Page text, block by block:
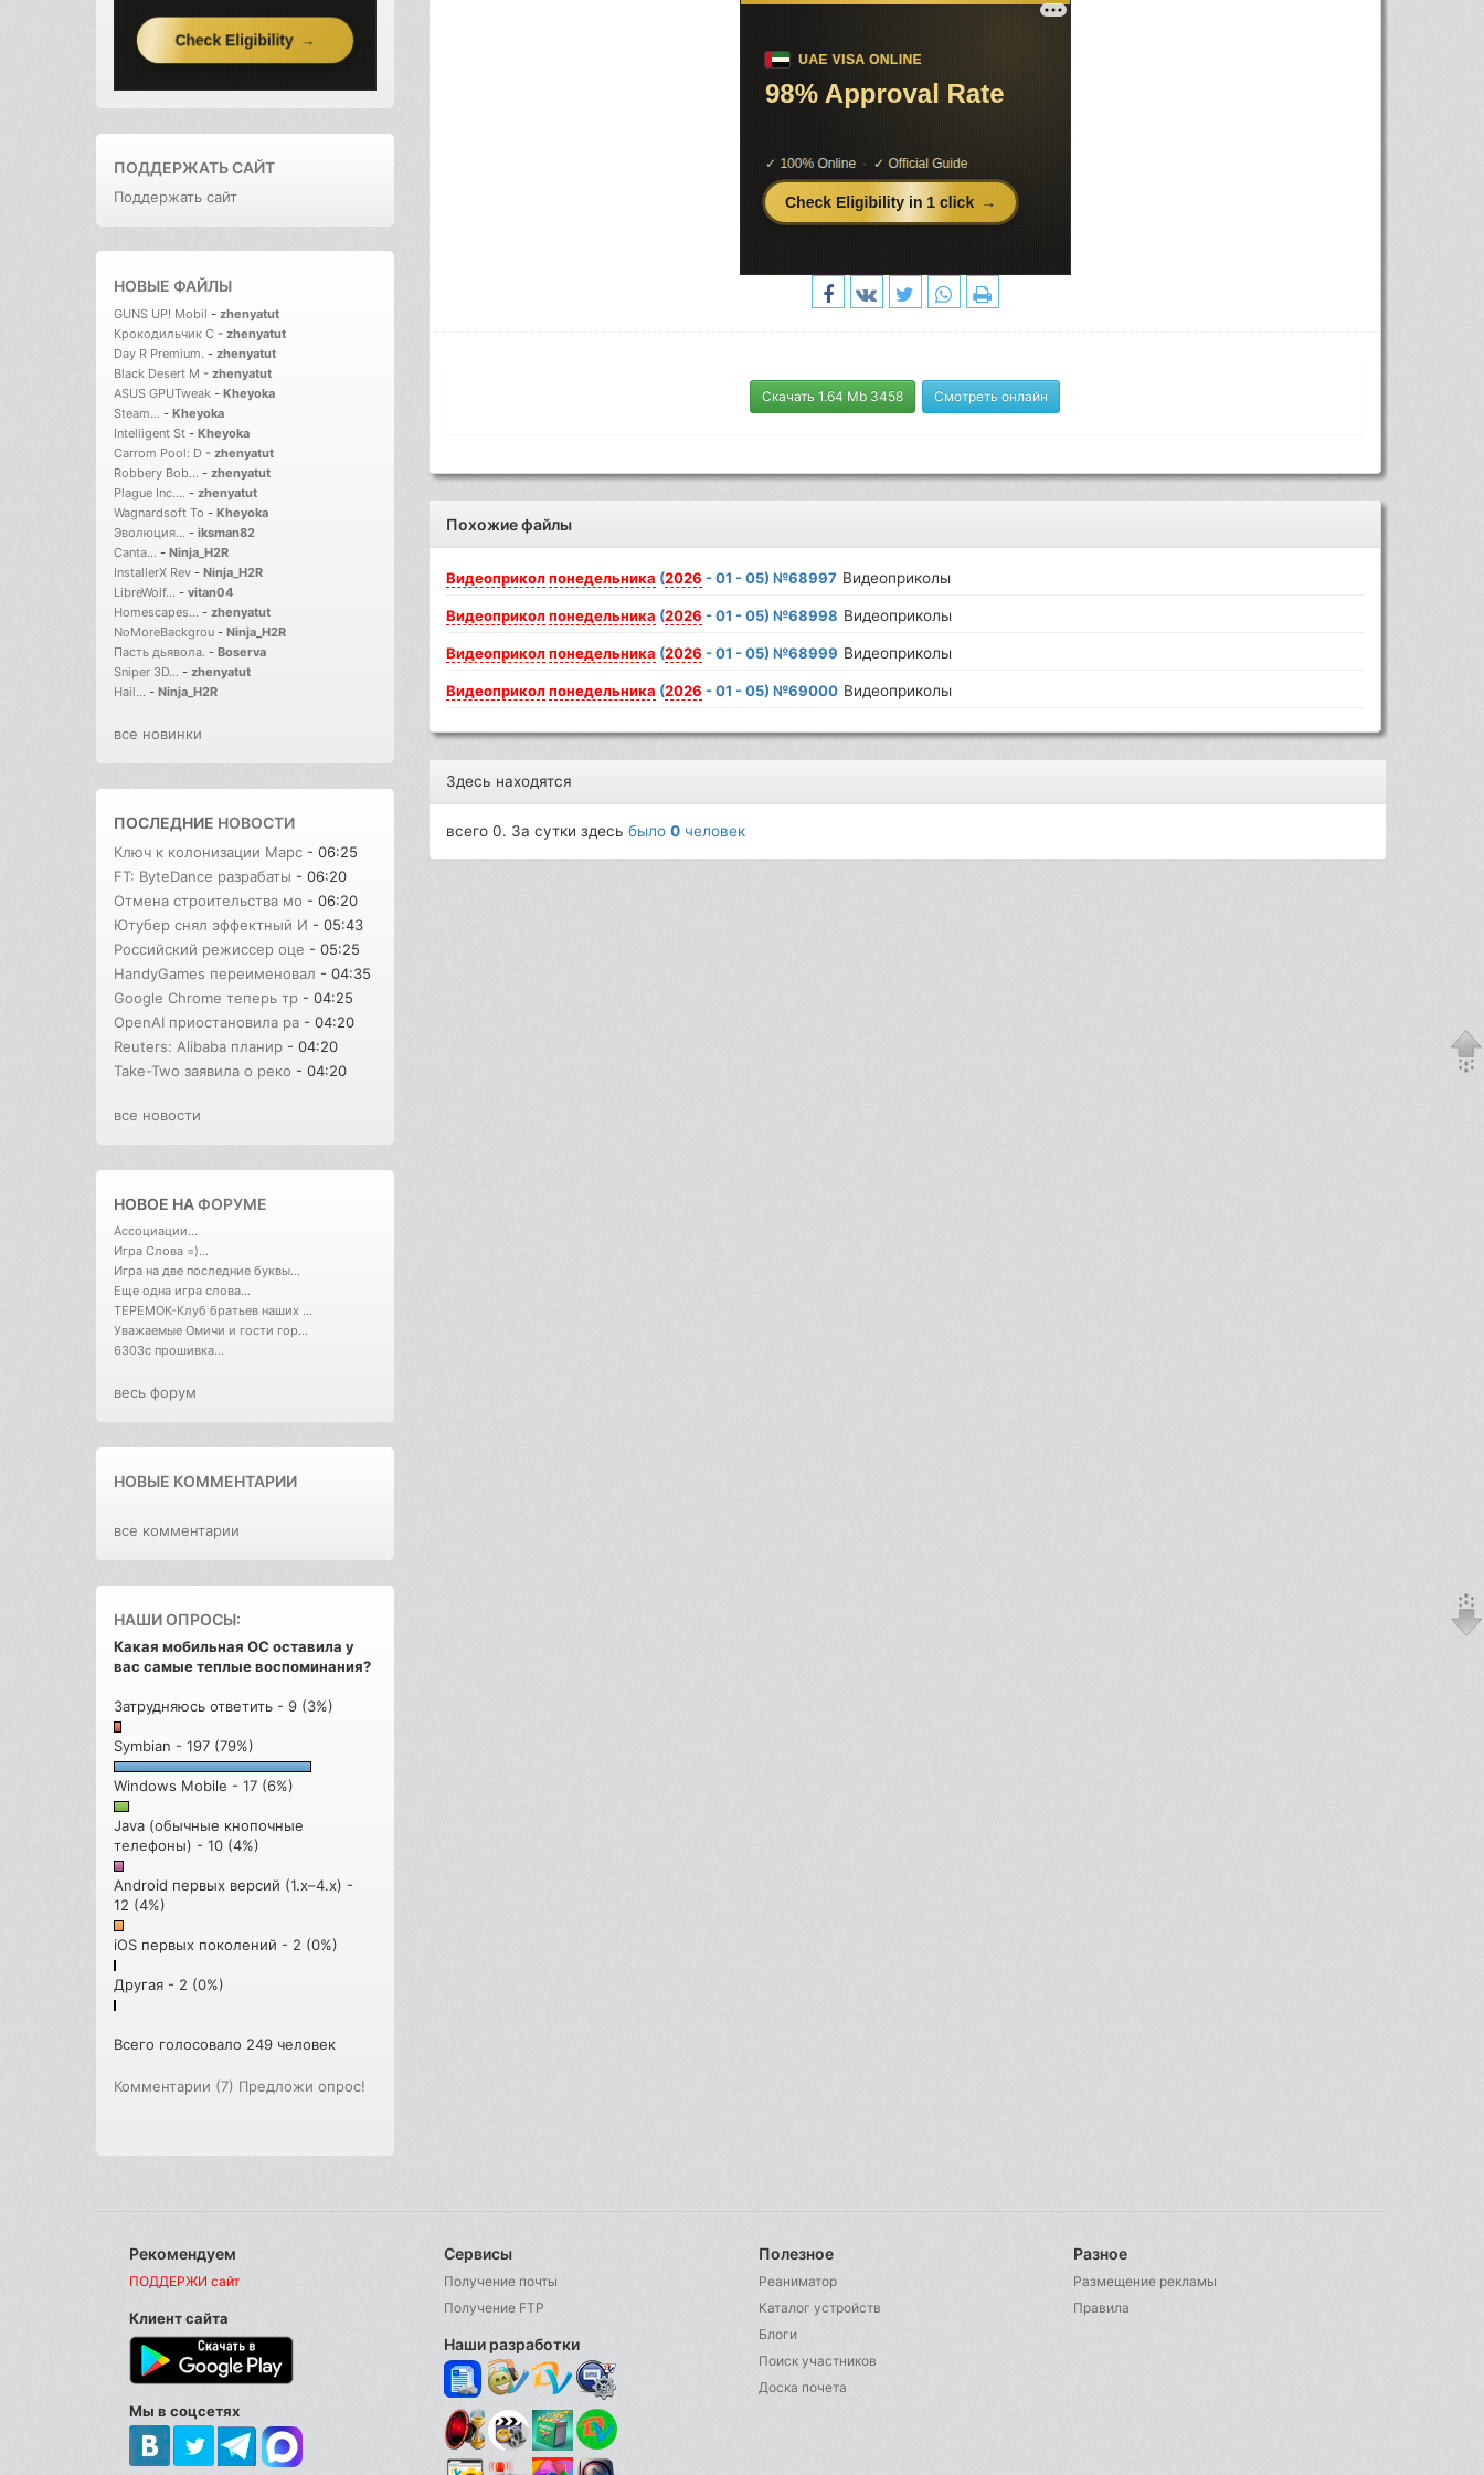
ПОДДЕРЖАТЬ САЙТ
Поддержать сайт
НОВЫЕ ФАЙЛЫ
GUNS UP! Mobil - zhenyatut
Крокодильчик С - zhenyatut
Day R Premium. - zhenyatut
Black Desert M - zhenyatut
ASUS GPUTweak - Kheyoka
Steam... - Kheyoka
Intelligent St - Kheyoka
Carrom Pool: D - zhenyatut
Robbery Bob... - zhenyatut
Plague Inc.... - zhenyatut
Wagnardsoft To - Kheyoka
Эволюция... - iksman82
Canta... - Ninja_H2R
InstallerX Rev - Ninja_H2R
LibreWolf... - vitan04
Homescapes... - zhenyatut
NoMoreBackgrou - Ninja_H2R
Пасть дьявола. - Boserva
Sniper 3D... - zhenyatut
Hail... - Ninja_H2R
все новинки
ПОСЛЕДНИЕ НОВОСТИ
Ключ к колонизации Марс - 06:25
FT: ByteDance разрабаты - 06:20
Отмена строительства мо - 06:20
Ютубер снял эффектный И - 05:43
Российский режиссер оце - 05:25
HandyGames переименовал - 04:35
Google Chrome теперь тр - 04:25
OpenAI приостановила ра - 04:20
Reuters: Alibaba планир - 04:20
Take-Two заявила о реко - 04:20
все новости
НОВОЕ НАФОРУМЕ
Ассоциации...
Игра Слова =)...
Игра на две последние буквы...
Еще одна игра слова...
ТЕРЕМОК-Клуб братьев наших ...
Уважаемые Омичи и гости гор...
6303с прошивка...
весь форум
НОВЫЕ КОММЕНТАРИИ
все комментарии
НАШИ ОПРОСЫ:
Какая мобильная ОС оставила у
вас самые теплые воспоминания?
Затрудняюсь ответить - 9 (3%)
Symbian - 197 (79%)
Windows Mobile - 17 (6%)
Java (обычные кнопочные
телефоны) - 10 (4%)
Android первых версий (1.x–4.x) -
12 (4%)
iOS первых поколений - 2 (0%)
Другая - 2 (0%)
Всего голосовало 249 человек
Комментарии (7) Предложи опрос!
Скачать 1.64 Mb 3458 Смотреть онлайн
Похожие файлы
Видеоприколпонедельника (2026 - 01 - 05) №68997 Видеоприколы
Видеоприколпонедельника (2026 - 01 - 05) №68998 Видеоприколы
Видеоприколпонедельника (2026 - 01 - 05) №68999 Видеоприколы
Видеоприколпонедельника (2026 - 01 - 05) №69000 Видеоприколы
Здесь находятся
всего 0. За сутки здесьбыло0 человек
Рекомендуем
ПОДДЕРЖИ сайт
Клиент сайта
Мы в соцсетях
Сервисы
Получение почты
Получение FTP
Наши разработки
Полезное
Реаниматор
Каталог устройств
Блоги
Поиск участников
Доска почета
Разное
Размещение рекламы
Правила